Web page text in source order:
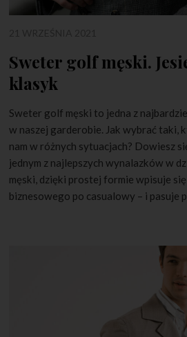
Sweter golf męski.
klasyk
Sweter golf męski to jedna z
w naszej garderobie. Jak wybrać taki,
nam w różnych sytuacjach? Dowiesz
jednym z najlepszych wynalazków w
męski, dzięki prostej formie wpisuje
biznesowego po casualowy – i pasuje